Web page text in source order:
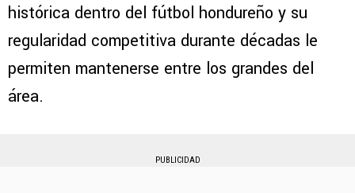
histórica dentro del fútbol hondureño y su
regularidad competitiva durante décadas le
permiten mantenerse entre los grandes del
área.
PUBLICIDAD